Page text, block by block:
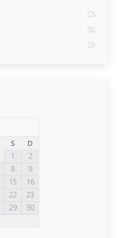
(2)
(8)
(3)
S
D
1
2
8
9
15
16
22
23
29
30